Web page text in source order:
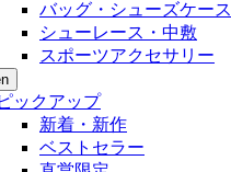
バッグ・シューズケース
シューレース・中敷
スポーツアクセサリー
ピックアップ
新着・新作
ベストセラー